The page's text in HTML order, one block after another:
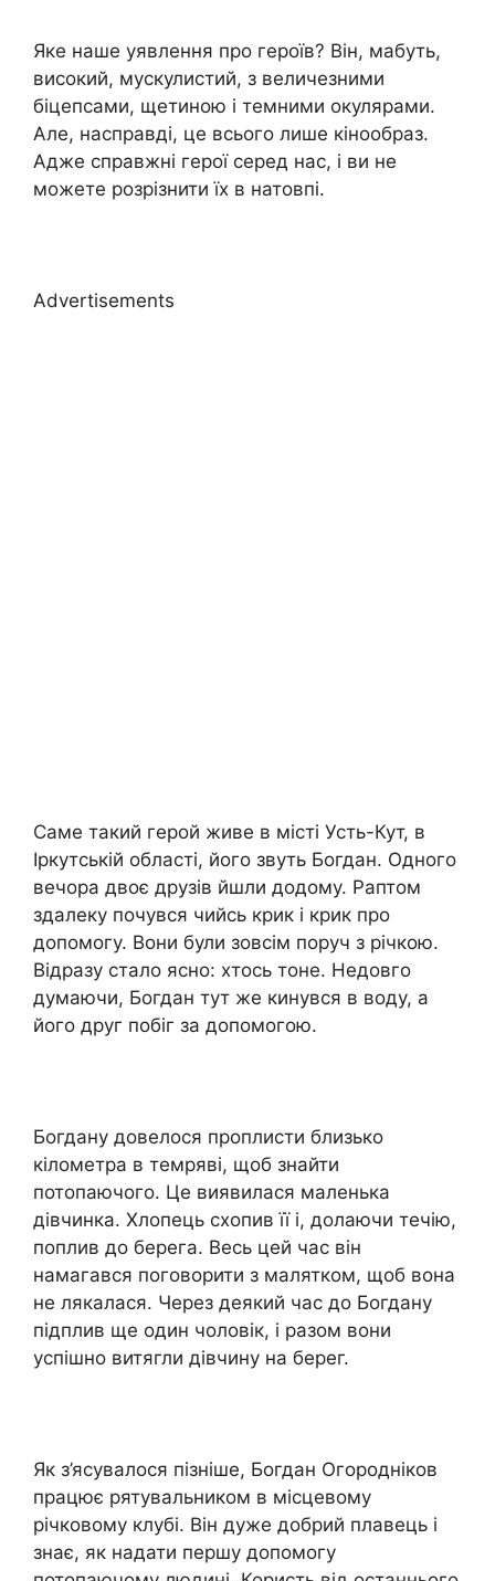
Яке наше уявлення про героїв? Він, мабуть,
високий, мускулистий, з величезними
біцепсами, щетиною і темними окулярами.
Але, насправді, це всього лише кінообраз.
Адже справжні герої серед нас, і ви не
можете розрізнити їх в натовпі.
Advertisements
Саме такий герой живе в місті Усть-Кут, в
Іркутській області, його звуть Богдан. Одного
вечора двоє друзів йшли додому. Раптом
здалеку почувся чийсь крик і крик про
допомогу. Вони були зовсім поруч з річкою.
Відразу стало ясно: хтось тоне. Недовго
думаючи, Богдан тут же кинувся в воду, а
його друг побіг за допомогою.
Богдану довелося проплисти близько
кілометра в темряві, щоб знайти
потопаючого. Це виявилася маленька
дівчинка. Хлопець схопив її і, долаючи течію,
поплив до берега. Весь цей час він
намагався поговорити з малятком, щоб вона
не лякалася. Через деякий час до Богдану
підплив ще один чоловік, і разом вони
успішно витягли дівчину на берег.
Як з’ясувалося пізніше, Богдан Огородніков
працює рятувальником в місцевому
річковому клубі. Він дуже добрий плавець і
знає, як надати першу допомогу